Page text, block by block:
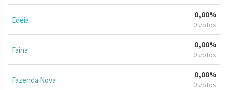
Edéia
0,00%
0 votos
Faina
0,00%
0 votos
Fazenda Nova
0,00%
0 votos